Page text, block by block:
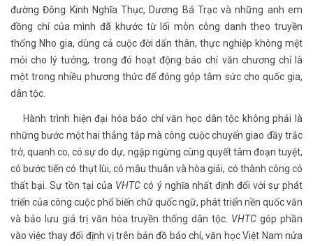
đường Đông Kinh Nghĩa Thục, Dương Bá Trạc và những anh em
đồng chí của mình đã khước từ lối mòn công danh theo truyền
thống Nho gia, dùng cả cuộc đời dấn thân, thực nghiệp không mệt
mỏi cho lý tưởng, trong đó hoạt động báo chí văn chương chỉ là
một trong nhiều phương thức để đóng góp tâm sức cho quốc gia,
dân tộc.
Hành trình hiện đại hóa báo chí văn học dân tộc không phải là
những bước một hai thẳng tắp mà công cuộc chuyển giao đầy trắc
trở, quanh co, có sự do dự, ngập ngừng cùng quyết tâm đoạn tuyệt,
có bước tiến có thụt lùi, có mâu thuẫn và hòa giải, có thành công có
thất bại. Sự tồn tại của VHTC có ý nghĩa nhất định đối với sự phát
triển của công cuộc phổ biến chữ quốc ngữ, phát triển nền quốc văn
và bảo lưu giá trị văn hóa truyền thống dân tộc. VHTC góp phần
vào việc thay đổi định vị trên bản đồ báo chí, văn học Việt Nam nửa